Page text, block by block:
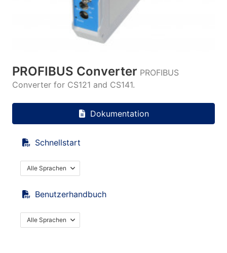
PROFIBUS Converter PROFIBUS
Converter for CS121 and CS141.
Dokumentation
Schnellstart
Alle Sprachen
Benutzerhandbuch
Alle Sprachen